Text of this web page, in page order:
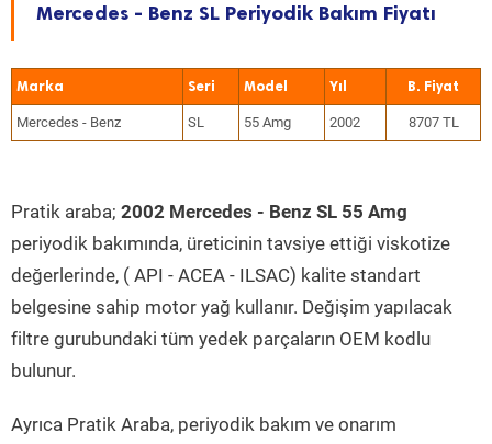
Mercedes - Benz SL Periyodik Bakım Fiyatı
Marka Seri Model Yıl
Mercedes - Benz SL 55 Amg 2002 8707 TL
Pratik araba; 2002 Mercedes - Benz SL 55 Amg
periyodik bakımında, üreticinin tavsiye ettiği viskotize
değerlerinde, ( API - ACEA - ILSAC) kalite standart
belgesine sahip motor yağ kullanır. Değişim yapılacak
filtre gurubundaki tüm yedek parçaların OEM kodlu
bulunur.
Ayrıca Pratik Araba, periyodik bakım ve onarım